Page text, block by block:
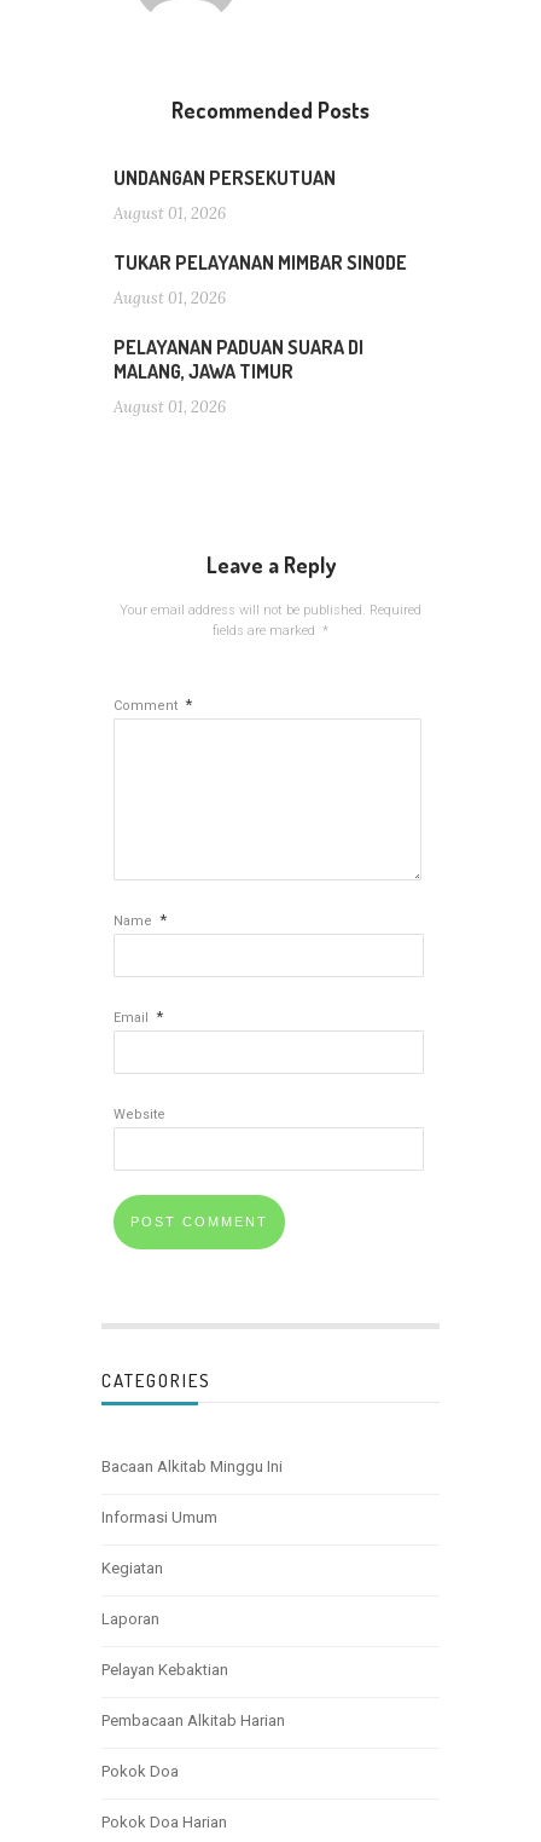
Recommended Posts
UNDANGAN PERSEKUTUAN
August 01, 2026
TUKAR PELAYANAN MIMBAR SINODE
August 01, 2026
PELAYANAN PADUAN SUARA DI
MALANG, JAWA TIMUR
August 01, 2026
Leave a Reply
Your email address will not be published. Required
fields are marked *
Comment *
Name *
Email *
Website
CATEGORIES
Bacaan Alkitab Minggu Ini
Informasi Umum
Kegiatan
Laporan
Pelayan Kebaktian
Pembacaan Alkitab Harian
Pokok Doa
Pokok Doa Harian